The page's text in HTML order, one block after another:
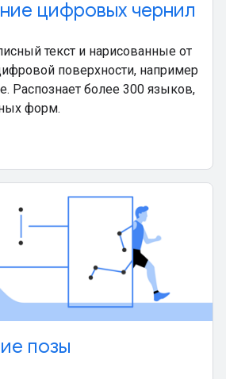
цифровых чернил
текст и нарисованные от
поверхности, например
Распознает более 300 языков,
форм.
позы